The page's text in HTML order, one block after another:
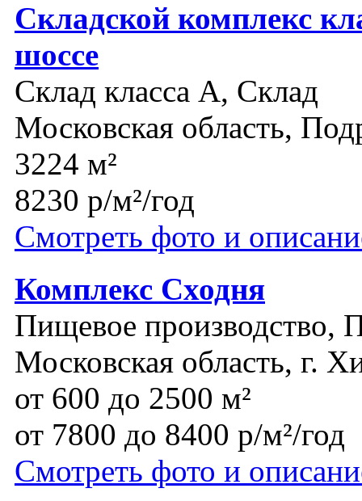
Складской комплекс
шоссе
Склад класса A, Склад
Московская область,
3224 м²
8230 р/м²/год
Смотреть фото и
Комплекс Сходня
Пищевое производство,
Московская область, г.
от 600 до 2500 м²
от 7800 до 8400 р/м²/год
Смотреть фото и